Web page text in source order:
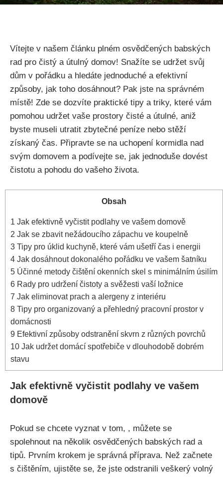
Vítejte v našem článku⁤ plném osvědčených babských
rad pro čistý a útulný domov! Snažíte se udržet svůj
dům v pořádku⁢ a hledáte jednoduché a efektivní
způsoby, jak toho dosáhnout? Pak jste⁤ na správném
místě! Zde se ⁢dozvíte praktické tipy a triky, které vám
pomohou ⁤udržet vaše prostory čisté a útulné, aniž
byste museli utratit zbytečné⁢ peníze nebo stěží
získaný čas. Připravte se na uchopení kormidla nad
svým domovem a podívejte ‍se, jak jednoduše‌ dovést
čistotu a pohodu do vašeho života.
Obsah
1 Jak efektivně vyčistit ‌podlahy ve vašem domově
2 Jak se zbavit nežádoucího zápachu ‌ve ​koupelně
3 Tipy pro⁢ úklid kuchyně, které vám ušetří čas i energii
4 Jak dosáhnout dokonalého pořádku ve vašem šatníku
5 Účinné metody čištění okenních ‍skel⁤ s minimálním úsilím
6 Rady pro udržení čistoty a⁤ svěžesti vaší ložnice
7 Jak eliminovat ⁢prach a alergeny z interiéru
8 Tipy pro organizovaný a přehledný pracovní prostor v
domácnosti
9 Efektivní způsoby odstranění skvrn z různých povrchů
10 Jak ​udržet domácí⁢ spotřebiče v dlouhodobě dobrém
stavu
Jak efektivně vyčistit ‌podlahy ve vašem
domově
Pokud se chcete vyznat v tom, , můžete se
spolehnout na několik osvědčených babských rad a
tipů. Prvním krokem je správná příprava. Než začnete⁤
s čištěním, ujistěte se, že jste ‍odstranili veškerý volný